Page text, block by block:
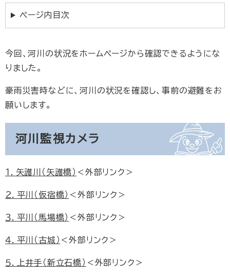
ページ内目次
今回、河川の状況をホームページから確認できるようにな
りました。
豪雨災害時などに、河川の状況を確認し、事前の避難をお
願いします。
河川監視カメラ
１．矢護川（矢護橋） ＜外部リンク＞
２．平川（仮宿橋） ＜外部リンク＞
３．平川（馬場橋） ＜外部リンク＞
４．平川（古城） ＜外部リンク＞
５．上井手（新立石橋） ＜外部リンク＞